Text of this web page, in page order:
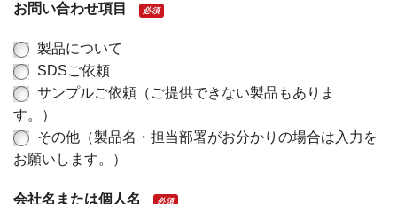
お問い合わせ項目 必須
製品について
SDSご依頼
サンプルご依頼（ご提供できない製品もありま
す。）
その他（製品名・担当部署がお分かりの場合は入力を
お願いします。）
会社名または個人名 必須